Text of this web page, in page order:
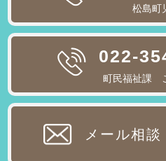
松島町
022-
町民福祉課
メール相